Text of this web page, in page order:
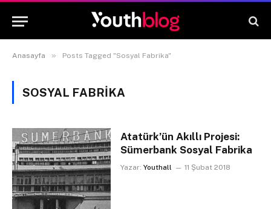
Anasayfa » Posts Tagged "Sosyal Fabrika"
SOSYAL FABRIKA
Atatürk’ün Akıllı Projesi:
Sümerbank Sosyal Fabrika
Yazar: Youthall 11 Şubat 2018